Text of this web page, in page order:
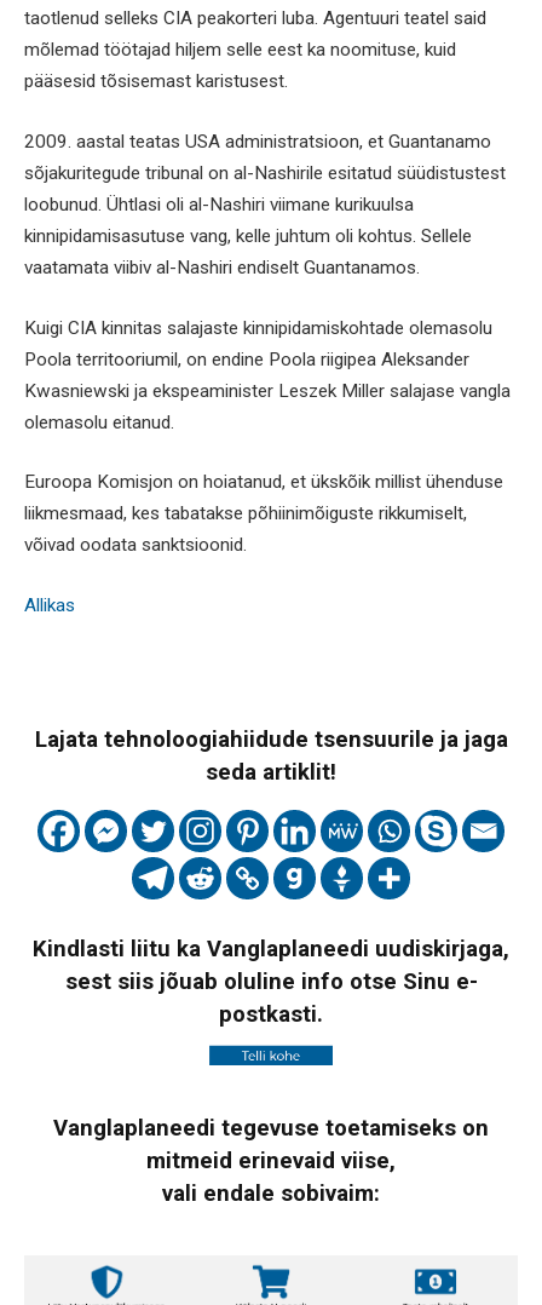
taotlenud selleks CIA peakorteri luba. Agentuuri teatel said
mõlemad töötajad hiljem selle eest ka noomituse, kuid
pääsesid tõsisemast karistusest.
2009. aastal teatas USA administratsioon, et Guantanamo
sõjakuritegude tribunal on al-Nashirile esitatud süüdistustest
loobunud. Ühtlasi oli al-Nashiri viimane kurikuulsa
kinnipidamisasutuse vang, kelle juhtum oli kohtus. Sellele
vaatamata viibiv al-Nashiri endiselt Guantanamos.
Kuigi CIA kinnitas salajaste kinnipidamiskohtade olemasolu
Poola territooriumil, on endine Poola riigipea Aleksander
Kwasniewski ja ekspeaminister Leszek Miller salajase vangla
olemasolu eitanud.
Euroopa Komisjon on hoiatanud, et ükskõik millist ühenduse
liikmesmaad, kes tabatakse põhiinimõiguste rikkumiselt,
võivad oodata sanktsioonid.
Allikas
Lajata tehnoloogiahiidude tsensuurile ja jaga
seda artiklit!
Kindlasti liitu ka Vanglaplaneedi uudiskirjaga,
sest siis jõuab oluline info otse Sinu e-
postkasti.
Vanglaplaneedi tegevuse toetamiseks on
mitmeid erinevaid viise,
vali endale sobivaim: